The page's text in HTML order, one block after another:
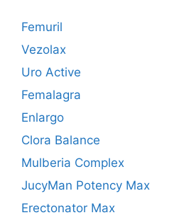
Femuril
Vezolax
Uro Active
Femalagra
Enlargo
Clora Balance
Mulberia Complex
JucyMan Potency Max
Erectonator Max